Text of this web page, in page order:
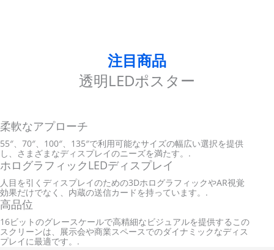
注目商品
透明LEDポスター
柔軟なアプローチ
55″、70″、100″、135″で利用可能なサイズの幅広い選択を提供
し、さまざまなディスプレイのニーズを満たす。.
ホログラフィックLEDディスプレイ
人目を引くディスプレイのための3DホログラフィックやAR視覚
効果だけでなく、内蔵の送信カードを持っています。.
高品位
16ビットのグレースケールで高精細なビジュアルを提供するこの
スクリーンは、展示会や商業スペースでのダイナミックなディス
プレイに最適です。.